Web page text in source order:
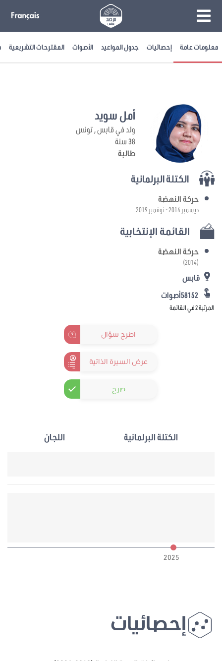
معلومات عامة إحصائيات جدول المواعيد الأصوات المقترحات التشريعية
أمل سويد
ولد في قابس , تونس
38 سنة
طالبة
الكتلة البرلمانية
حركة النهضة
ديسمبر 2014 - نوفمبر 2019
القائمة الإنتخابية
حركة النهضة
(2014)
قابس
المرتبة 2 في القائمة
اطرح سؤال
عرض السيرة الذاتية
صرح
الكتلة البرلمانية اللجان
2025
إحصائيات